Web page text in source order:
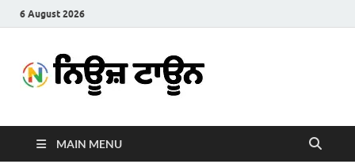
6 August 2026
Town
MAIN MENU